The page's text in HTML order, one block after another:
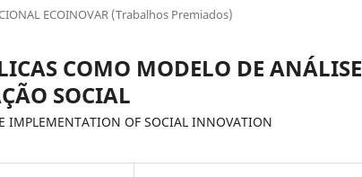
ECOINOVAR (Trabalhos Premiados)
COMO MODELO DE ANÁLISE
SOCIAL
IMPLEMENTATION OF SOCIAL INNOVATION